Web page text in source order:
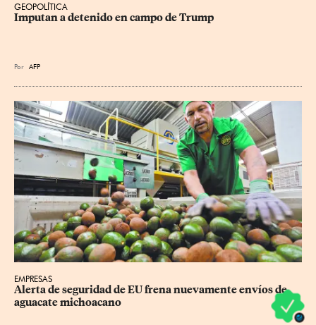
GEOPOLÍTICA
Imputan a detenido en campo de Trump
Por AFP
EMPRESAS
Alerta de seguridad de EU frena nuevamente envíos de
aguacate michoacano